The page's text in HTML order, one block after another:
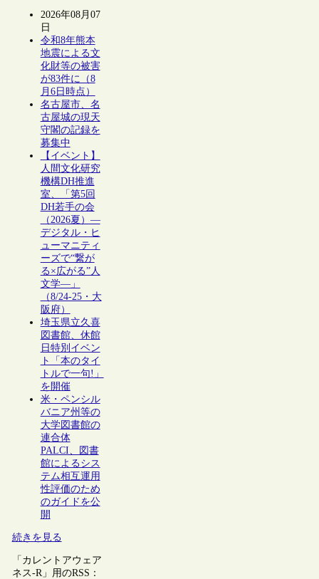
2026年08月07
日
令和8年熊本
地震による文
化財等の被害
が83件に（8
月6日時点）
名古屋市、名
古屋城の現天
守閣の記録を
募集中
【イベント】
人間文化研究
機構DH推進
室、「第5回
DH若手の会
（2026夏）―
デジタル・ヒ
ューマニティ
ーズで“繋が
る×広がる”人
文学―」
（8/24-25・大
阪府）
埼玉県立久喜
図書館、休館
日特別イベン
ト「本のタイ
トルで一句!」
を開催
米・ペンシル
バニア州等の
大学図書館の
連合体
PALCI、図書
館によるシス
テム相互運用
性評価のため
のガイドを公
開
続きを見る
「カレントアウェア
ネス-R」用のRSS：